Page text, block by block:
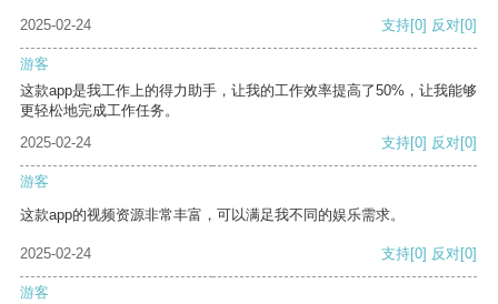
2025-02-24 支持[0] 反对[0]
游客
这款app是我工作上的得力助手，让我的工作效率提高了50%，让我能够
更轻松地完成工作任务。
2025-02-24
支持[0] 反对[0]
游客
这款app的视频资源非常丰富，可以满足我不同的娱乐需求。
2025-02-24 支持[0] 反对[0]
游客